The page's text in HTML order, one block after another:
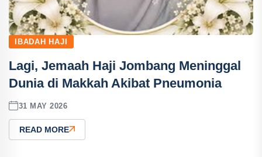
IBADAH HAJI
Lagi, Jemaah Haji Jombang Meninggal
Dunia di Makkah Akibat Pneumonia
31 MAY 2026
READ MORE